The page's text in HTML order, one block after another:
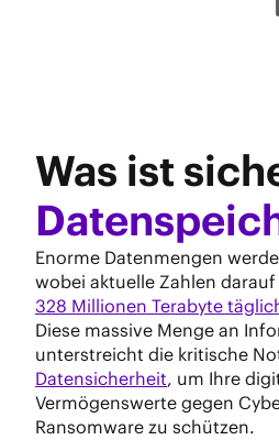
Was ist
Enorme Datenmengen
wobei aktuelle Zahlen
328 Millionen Terabyte
Diese massive Menge an
unterstreicht die kritische
Datensicherheit, um Ihre
Vermögenswerte gegen
Ransomware zu schützen.